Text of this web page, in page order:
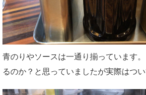
青のりやソースは一通り揃っています
るのか？と思っていましたが実際はつい